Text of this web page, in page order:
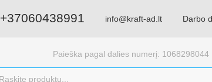
+37060438991 info@kraft-ad.lt Darbo
Paieška pagal dalies numerį: 1068298044